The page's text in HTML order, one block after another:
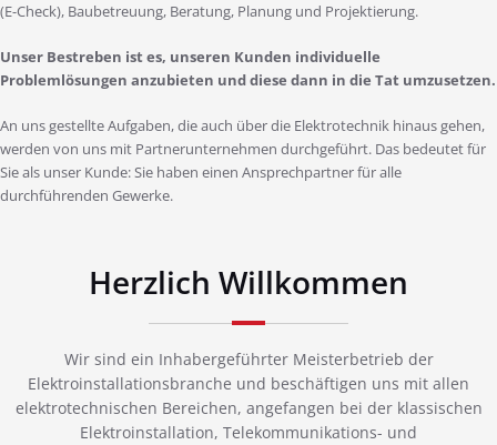
(E-Check), Baubetreuung, Beratung, Planung und Projektierung.
Unser Bestreben ist es, unseren Kunden individuelle
Problemlösungen anzubieten und diese dann in die Tat umzusetzen.
An uns gestellte Aufgaben, die auch über die Elektrotechnik hinaus gehen,
werden von uns mit Partnerunternehmen durchgeführt. Das bedeutet für
Sie als unser Kunde: Sie haben einen Ansprechpartner für alle
durchführenden Gewerke.
Herzlich Willkommen
Wir sind ein Inhabergeführter Meisterbetrieb der
Elektroinstallationsbranche und beschäftigen uns mit allen
elektrotechnischen Bereichen, angefangen bei der klassischen
Elektroinstallation, Telekommunikations- und